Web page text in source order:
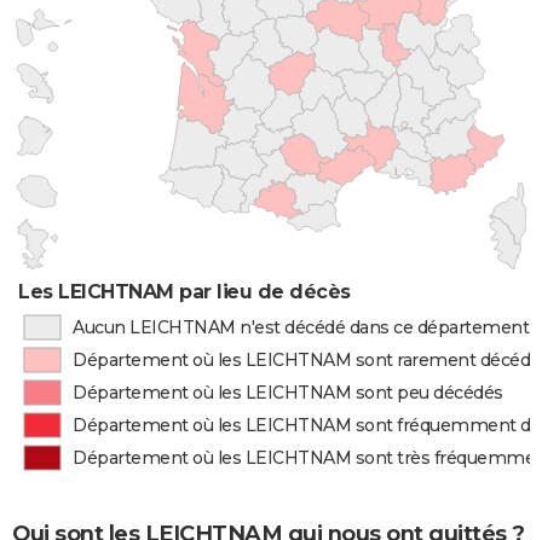
Les LEICHTNAM par lieu de décès
Aucun LEICHTNAM n'est décédé dans ce département
Département où les LEICHTNAM sont rarement
Département où les LEICHTNAM sont peu décédés
Département où les LEICHTNAM sont fréquemment
Département où les LEICHTNAM sont très
Qui sont les LEICHTNAM qui nous ont quittés ?